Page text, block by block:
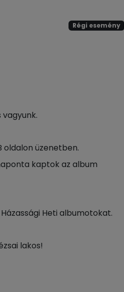
Régi esemény
oldalon üzenetben.
kaptok az album
Heti albumotokat.
lakos!